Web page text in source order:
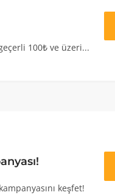
100₺ ve üzeri...
keşfet!